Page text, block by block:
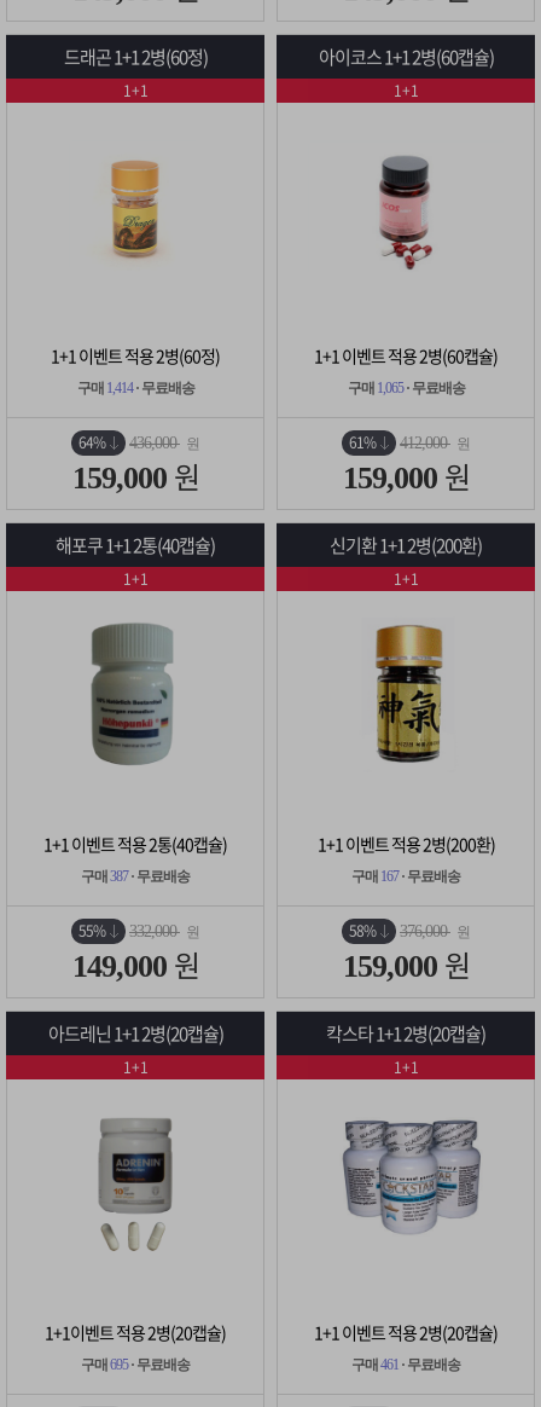
드래곤 1+1 2병(60정)
1+1 이벤트 적용 2병(60정)
구매 1,414· 무료배송
64% 436,000 원
159,000 원
1+1
아이코스 1+1 2병(60캡슐)
1+1 이벤트 적용 2병(60캡슐)
구매 1,065· 무료배송
61% 412,000 원
159,000 원
1+1
해포쿠 1+1 2통(40캡슐)
1+1 이벤트 적용 2통(40캡슐)
구매 387· 무료배송
55% 332,000 원
149,000 원
1+1
신기환 1+1 2병(200환)
1+1 이벤트 적용 2병(200환)
구매 167· 무료배송
58% 376,000 원
159,000 원
1+1
아드레닌 1+1 2병(20캡슐)
1+1이벤트 적용 2병(20캡슐)
구매 695· 무료배송
1+1
칵스타 1+1 2병(20캡슐)
1+1 이벤트 적용 2병(20캡슐)
구매 461 · 무료배송
1+1